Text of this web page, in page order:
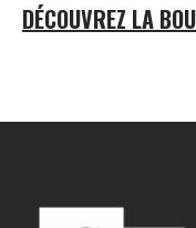
DÉCOUVREZ LA